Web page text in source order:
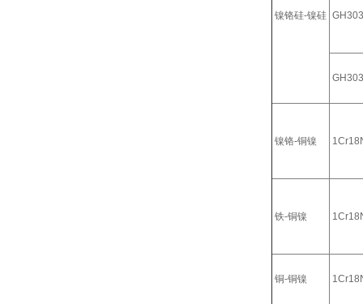
镍铬硅-镍硅
镍铬-铜镍
铁-铜镍
铜-铜镍